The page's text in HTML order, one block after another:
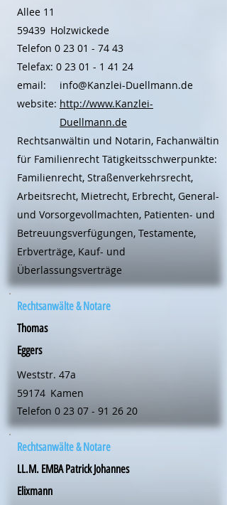
Allee 11
59439 Holzwickede
Telefon 0 23 01 - 74 43
Telefax: 0 23 01 - 1 41 24
email:
website:
info@Kanzlei-Duellmann.de
http://www.Kanzlei-
Duellmann.de
Rechtsanwältin und Notarin, Fachanwältin
für Familienrecht Tätigkeitsschwerpunkte:
Familienrecht, Straßenverkehrsrecht,
Arbeitsrecht, Mietrecht, Erbrecht, General-
und Vorsorgevollmachten, Patienten- und
Betreuungsverfügungen, Testamente,
Erbverträge, Kauf- und
Überlassungsverträge
Rechtsanwälte & Notare
Thomas
Eggers
Weststr. 47a
59174 Kamen
Telefon 0 23 07 - 91 26 20
Rechtsanwälte & Notare
LL.M. EMBA Patrick Johannes
Elixmann